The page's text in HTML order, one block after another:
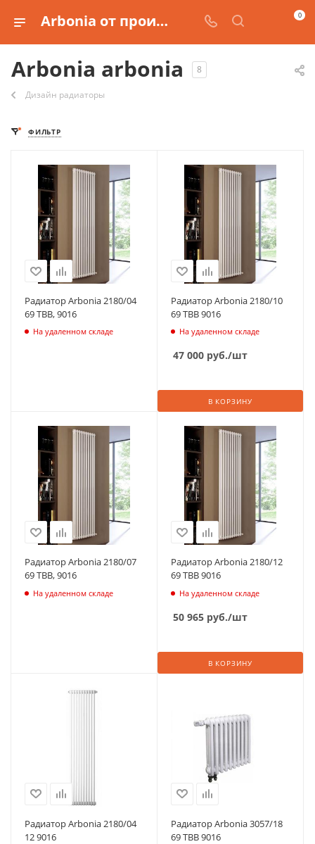
Arbonia от производителя Arbonia 0
Arbonia arbonia 8
Дизайн радиаторы
ФИЛЬТР
Радиатор Arbonia 2180/04
69 ТВВ, 9016
На удаленном складе
Радиатор Arbonia 2180/10
69 ТВВ 9016
На удаленном складе
47 000 руб./шт
В КОРЗИНУ
Радиатор Arbonia 2180/07
69 ТВВ, 9016
На удаленном складе
Радиатор Arbonia 2180/12
69 ТВВ 9016
На удаленном складе
50 965 руб./шт
В КОРЗИНУ
Радиатор Arbonia 2180/04
12 9016
Радиатор Arbonia 3057/18
69 ТВВ 9016